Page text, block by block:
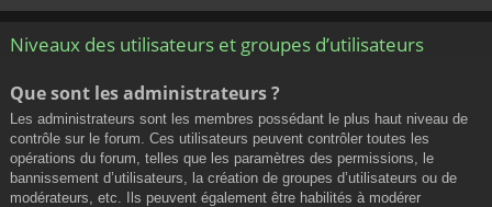
Niveaux des utilisateurs et groupes d’utilisateurs
Que sont les administrateurs ?
Les administrateurs sont les membres possédant le plus haut niveau de
contrôle sur le forum. Ces utilisateurs peuvent contrôler toutes les
opérations du forum, telles que les paramètres des permissions, le
bannissement d’utilisateurs, la création de groupes d’utilisateurs ou de
modérateurs, etc. Ils peuvent également être habilités à modérer